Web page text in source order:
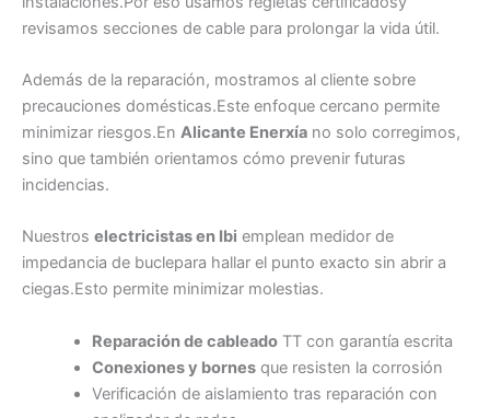
revisamos secciones de cable para prolongar la vida útil.
Además de la reparación, mostramos al cliente sobre
precauciones domésticas.Este enfoque cercano permite
minimizar riesgos.En Alicante Enerxía no solo corregimos,
sino que también orientamos cómo prevenir futuras
incidencias.
Nuestros electricistas en Ibi emplean medidor de
impedancia de buclepara hallar el punto exacto sin abrir a
ciegas.Esto permite minimizar molestias.
Reparación de cableadoTT con garantía escrita
Conexiones y bornesque resisten la corrosión
Verificación de aislamiento tras reparación con